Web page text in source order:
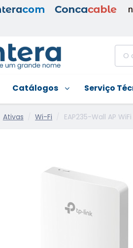
Catálogos Serviço
Ativas Wi-Fi EAP235-Wall AP